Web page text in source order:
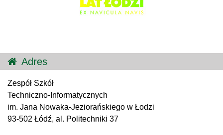
Adres
Zespół Szkół
Techniczno-Informatycznych
im. Jana Nowaka-Jeziorańskiego w Łodzi
93-502 Łódź, al. Politechniki 37